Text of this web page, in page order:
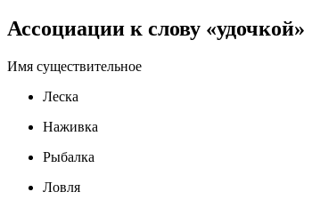
Ассоциации к слову «удочкой»
Имя существительное
Леска
Наживка
Рыбалка
Ловля